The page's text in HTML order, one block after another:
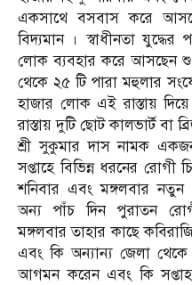
একসাথে বসবাস করে
বিদ্যমান । স্বাধীনতা
লোক ব্যবহার করে আসছেন
থেকে ২৫ টি পারা মহুলার
হাজার লোক এই রাস্তায়
রাস্তায় দুটি ছোট কালভার্ট বা
শ্রী সুকুমার দাস নামক
সপ্তাহে বিভিন্ন ধরনের রোগী
শনিবার এবং মঙ্গলবার নতুন
অন্য পাঁচ দিন পুরাতন
মঙ্গলবার তাহার কাছে
এবং কি অন্যান্য জেলা
আগমন করেন এবং কি